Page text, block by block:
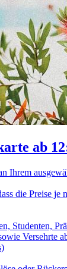
ab
Ihrem
die Preise je
Studenten,
Versehrte